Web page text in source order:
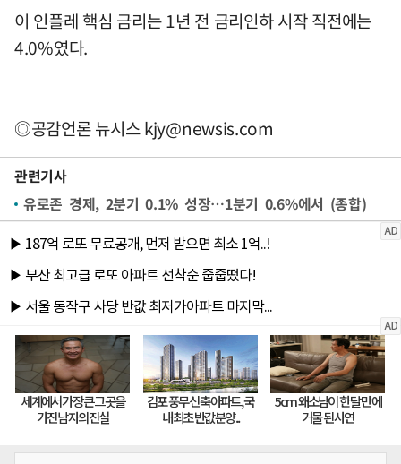
이 인플레 핵심 금리는 1년 전 금리인하 시작 직전에는
4.0%였다.
◎공감언론 뉴시스kjy@newsis.com
관련기사
유로존 경제, 2분기 0.1% 성장…1분기 0.6%에서 (종합)